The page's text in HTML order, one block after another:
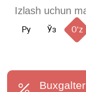
Ру Ўз Oʻz
Buxgalter